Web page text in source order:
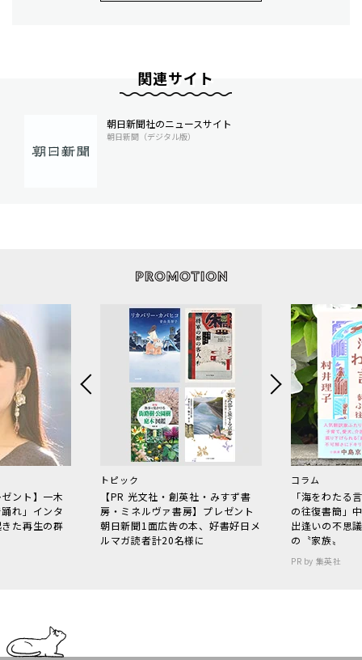
関連サイト
朝日新聞社のニュースサイト
朝日新聞（デジタル版）
ント】一木
れ」インタ
た再生の群
トピック
【PR 光文社・創英社・みすず書
房・ミネルヴァ書房】プレゼント
朝日新聞1面広告の本、好書好日メ
ルマガ読者計20名様に
コラム
「海をわた
の往復書簡」
出逢いの不思
の〝家族〟
PR by 集英社